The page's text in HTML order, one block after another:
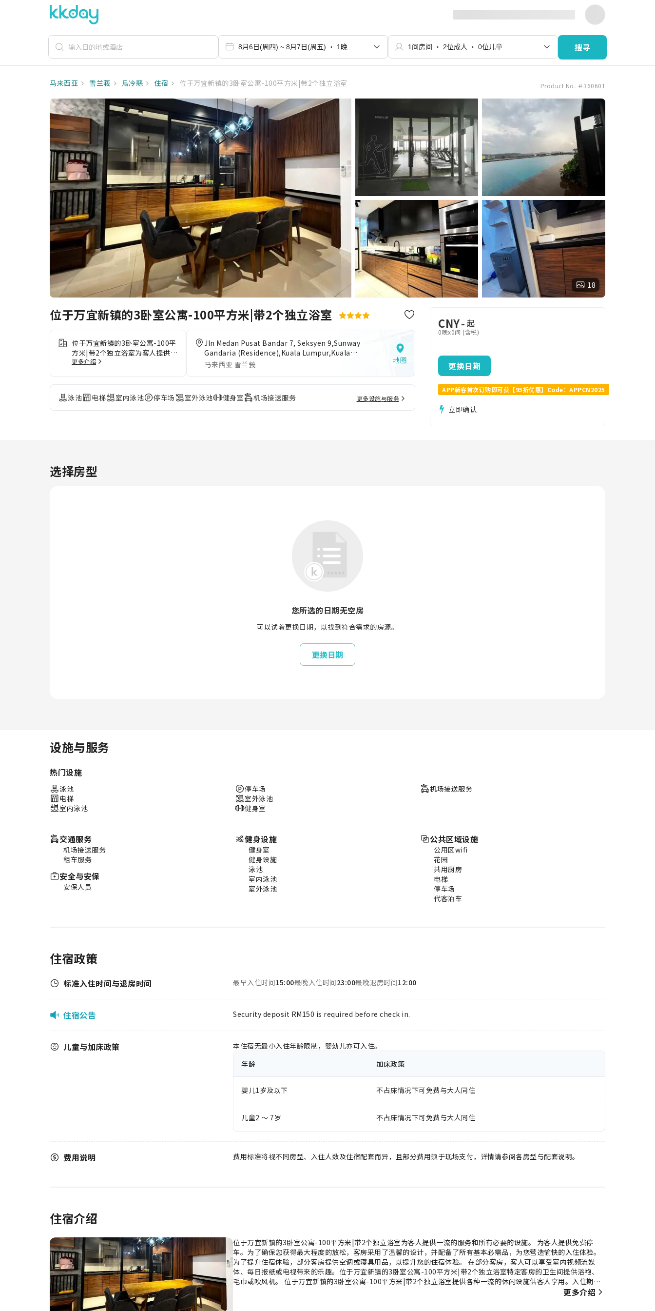
搜寻
马来西亚 雪兰莪 烏冷縣 住宿 位于万宜新镇的3卧室公寓-100平方米|带2个独立浴室 Product No. ＃360601
18
位于万宜新镇的3卧室公寓-100平方米|带2个独立浴室
位于万宜新镇的3卧室公寓-100平
方米|带2个独立浴室为客人提供一
流的服务和所有必要的设施。 为
得最大程度的放松，客房采用了温
馨的设计，并配备了所有基本必需
品，为您营造愉快的入住体验。
为了提升住宿体验，部分客房提供
浴室特定客房的卫生间提供浴袍、
毛巾或吹风机。 位于万宜新镇的3
更多介绍
Jln Medan Pusat Bandar 7, Seksyen 9,Sunway
Gandaria (Residence),Kuala Lumpur,Kuala
Lumpur,Malaysia
马来西亚 雪兰莪 地图
泳池 电梯 室内泳池 停车场 室外泳池 健身室 机场接送服务 更多设施与服务
CNY- 起
0晚x0间 (含税)
更换日期
APP新客首次订购即可获【95折优惠】Code：APPCN2025
立即确认
选择房型
您所选的日期无空房
可以试着更换日期，以找到符合需求的房源。
更换日期
设施与服务
热门设施
泳池
电梯
室内泳池
停车场
室外泳池
健身室
机场接送服务
交通服务
机场接送服务
租车服务
安全与安保
安保人员
健身设施
健身室
健身设施
泳池
室内泳池
室外泳池
公共区域设施
公用区wifi
花园
共用厨房
电梯
停车场
代客泊车
住宿政策
标准入住时间与退房时间 最早入住时间15:00最晚入住时间23:00最晚退房时间12:00
住宿公告 Security deposit RM150 is required before check in.
儿童与加床政策
本住宿无最小入住年龄限制，婴幼儿亦可入住。
年龄
加床政策
婴儿1岁及以下 不占床情况下可免费与大人同住
儿童2 ～ 7岁 不占床情况下可免费与大人同住
费用说明 费用标准将视不同房型、入住人数及住宿配套而异，且部分费用须于现场支付，详情请参阅各房型与配套说明。
住宿介绍
位于万宜新镇的3卧室公寓-100平方米|带2个独立浴室为客人提供一流的服务和所有必要的设施。 为客人提供免费停
车。为了确保您获得最大程度的放松，客房采用了温馨的设计，并配备了所有基本必需品，为您营造愉快的入住体验。
为了提升住宿体验，部分客房提供空调或寝具用品，以提升您的住宿体验。 在部分客房，客人可以享受室内视频流媒
体、每日报纸或电视带来的乐趣。位于万宜新镇的3卧室公寓-100平方米|带2个独立浴室特定客房的卫生间提供浴袍、
毛巾或吹风机。 位于万宜新镇的3卧室公寓-100平方米|带2个独立浴室提供各种一流的休闲设施供客人享用。入住期间
别忘了到住宿的游泳池好好享受一下游泳的乐趣。 体验住宿的健身设施，让您在度假期间保持健康和活力。更多介绍